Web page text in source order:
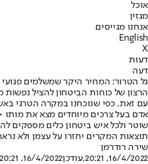
אוכל
מגזין
אנחנו מגייסים
English
X
דעות
דעה
גל הטרור: המחיר היקר שמשלמים
הרצון של כוחות הביטחון להציל נפשות
עם זאת, כפי שנוכחנו במקרה הטרגי
אדם בעל צרכים מיוחדים מצא את מותו
שוטר ולכל איש ביטחון כלים מספקים
תוצאות המקרים יחזרו על עצמן ולא
שירה רודרמן
16/4/2022, 20:21
,עודכן16/4/2022, 20:21